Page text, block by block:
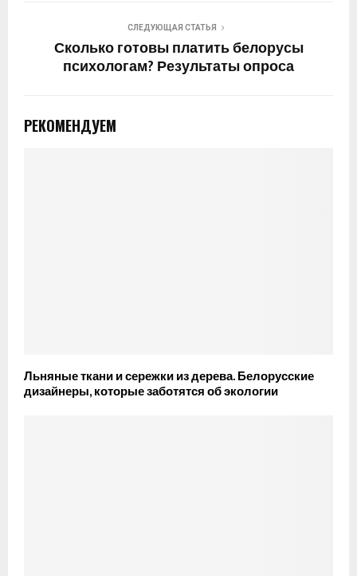
СЛЕДУЮЩАЯ СТАТЬЯ
Сколько готовы платить белорусы
психологам? Результаты опроса
РЕКОМЕНДУЕМ
Льняные ткани и сережки из дерева. Белорусские
дизайнеры, которые заботятся об экологии